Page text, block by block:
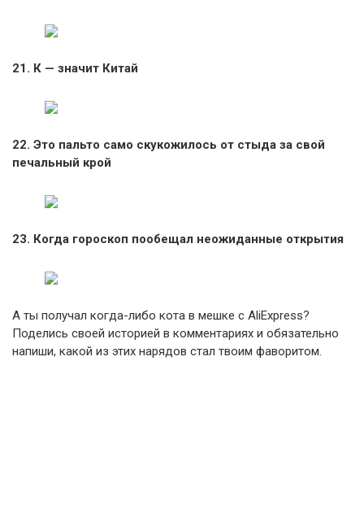
21. К — значит Китай
22. Это пальто само скукожилось от стыда за свой
печальный крой
23. Когда гороскоп пообещал неожиданные открытия
А ты получал когда-либо кота в мешке с AliExpress?
Поделись своей историей в комментариях и обязательно
напиши, какой из этих нарядов стал твоим фаворитом.